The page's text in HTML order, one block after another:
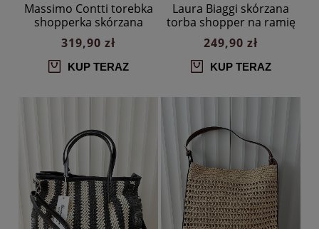
Massimo Contti torebka
shopperka skórzana
czarna
319,90 zł
KUP TERAZ
Laura Biaggi skórzana
torba shopper na ramię
czarna
249,90 zł
KUP TERAZ